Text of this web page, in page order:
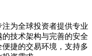
注为全球投资者提供专业
技术架构与完善的安全
捷的交易环境，支持多